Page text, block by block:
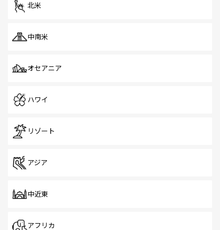
北米
中南米
オセアニア
ハワイ
リゾート
アジア
中近東
アフリカ